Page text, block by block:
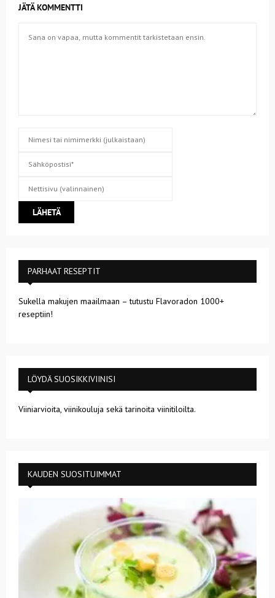
JÄTÄ KOMMENTTI
PARHAAT RESEPTIT
Sukella makujen maailmaan – tutustu Flavoradon 1000+
reseptiin!
LÖYDÄ SUOSIKKIVIINISI
Viiniarvioita, viinikouluja sekä tarinoita viinitiloilta.
KAUDEN SUOSITUIMMAT